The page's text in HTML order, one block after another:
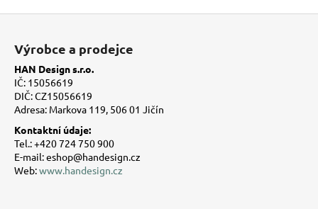
Výrobce a prodejce
HAN Design s.r.o.
IČ: 15056619
DIČ: CZ15056619
Adresa: Markova 119, 506 01 Jičín
Kontaktní údaje:
Tel.: +420 724 750 900
E-mail: eshop@handesign.cz
Web:www.handesign.cz